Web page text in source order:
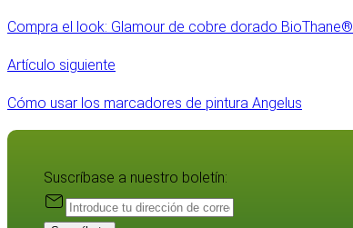
Compra el look: Glamour de cobre dorado BioThane®
Artículo siguiente
Cómo usar los marcadores de pintura Angelus
Suscríbase a nuestro boletín: